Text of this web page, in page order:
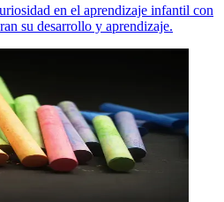
en el aprendizaje infantil con
su desarrollo y aprendizaje.